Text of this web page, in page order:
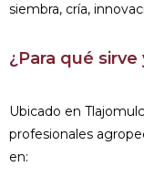
siembra, cría,
¿Para qué
Ubicado en
profesionales
en: